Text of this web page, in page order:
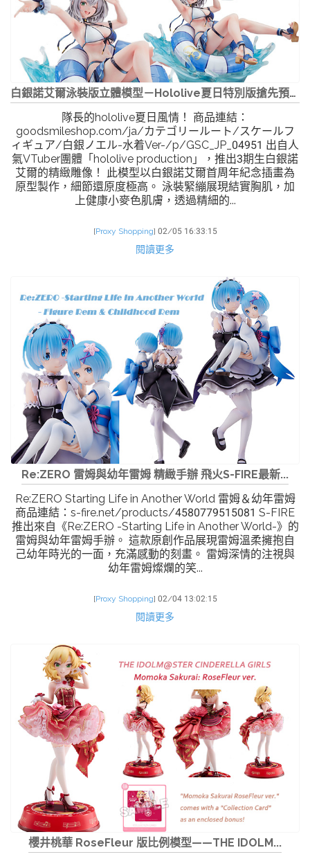
白銀諾艾爾泳裝版立體模型－hololive夏日特別版搶先預購中...
隊長的hololive夏日風情！ 商品連結：
goodsmileshop.com/ja/カテゴリールート/スケールフ
ィギュア/白銀ノエル-水着Ver-/p/GSC_JP_04951 出自人
氣VTuber團體「hololive production」，推出3期生白銀諾
艾爾的精緻雕像！ 此模型以白銀諾艾爾首周年紀念插畫為
原型製作，細節還原度極高。 泳裝緊繃展現結實胸肌，加
上健康小麥色肌膚，透過精細的...
[Proxy Shopping] 02/05 16:33:15
閱讀更多
Re:ZERO 雷姆與幼年雷姆 精緻手辦 飛火S-FIRE最新...
Re:ZERO Starting Life in Another World 雷姆＆幼年雷姆
商品連結：s-fire.net/products/4580779515081 S-FIRE
推出來自《Re:ZERO -Starting Life in Another World-》的
雷姆與幼年雷姆手辦。 這款原創作品展現雷姆溫柔擁抱自
己幼年時光的一面，充滿感動的刻畫。 雷姆深情的注視與
幼年雷姆燦爛的笑...
[Proxy Shopping] 02/04 13:02:15
閱讀更多
櫻井桃華 RoseFleur 版比例模型——THE IDOLM...